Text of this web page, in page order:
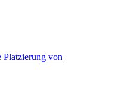
Platzierung von